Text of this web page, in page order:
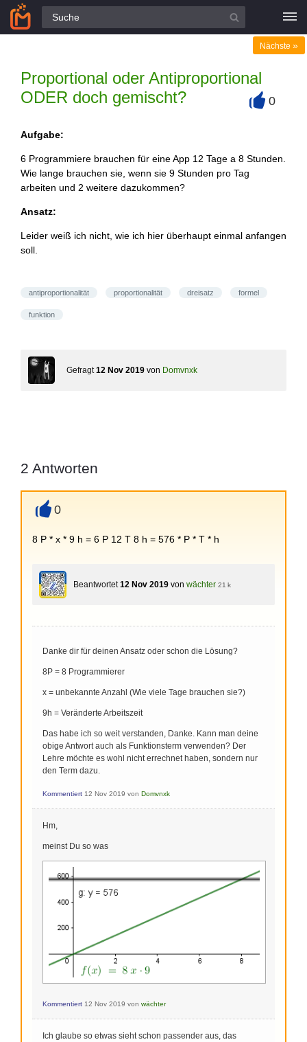
Alle Fragen
Proportional oder Antiproportional
ODER doch gemischt?
Nächste »
0
Aufgabe:
6 Programmiere brauchen für eine App 12 Tage a 8 Stunden.
Wie lange brauchen sie, wenn sie 9 Stunden pro Tag
arbeiten und 2 weitere dazukommen?
Ansatz:
Leider weiß ich nicht, wie ich hier überhaupt einmal anfangen
soll.
antiproportionalität proportionalität dreisatz formel
funktion
Gefragt 12 Nov 2019 von Domvnxk
2 Antworten
0
8 P * x * 9 h = 6 P 12 T 8 h = 576 * P * T * h
Beantwortet 12 Nov 2019 von wächter 21 k
Danke dir für deinen Ansatz oder schon die Lösung?
8P = 8 Programmierer
x = unbekannte Anzahl (Wie viele Tage brauchen sie?)
9h = Veränderte Arbeitszeit
Das habe ich so weit verstanden, Danke. Kann man deine
obige Antwort auch als Funktionsterm verwenden? Der
Lehre möchte es wohl nicht errechnet haben, sondern nur
den Term dazu.
Kommentiert 12 Nov 2019 von Domvnxk
Hm,
meinst Du so was
Kommentiert 12 Nov 2019 von wächter
Ich glaube so etwas sieht schon passender aus, das